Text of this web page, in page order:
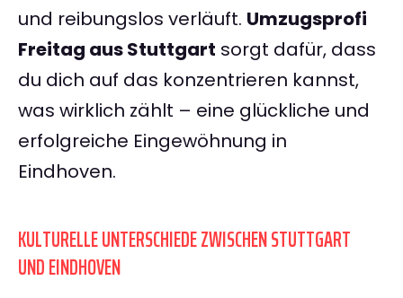
und reibungslos verläuft. Umzugsprofi
Freitag aus Stuttgart sorgt dafür, dass
du dich auf das konzentrieren kannst,
was wirklich zählt – eine glückliche und
erfolgreiche Eingewöhnung in
Eindhoven.
KULTURELLE UNTERSCHIEDE ZWISCHEN STUTTGART
UND EINDHOVEN